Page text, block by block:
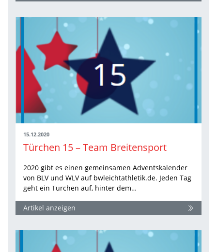
15.12.2020
Türchen 15 – Team Breitensport
2020 gibt es einen gemeinsamen Adventskalender
von BLV und WLV auf bwleichtathletik.de. Jeden Tag
geht ein Türchen auf, hinter dem…
Artikel anzeigen